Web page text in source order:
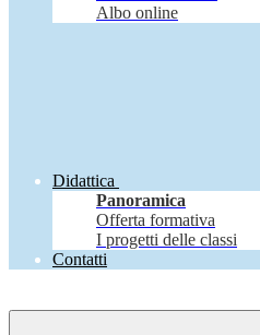
Albo online
Didattica
Panoramica
Offerta formativa
I progetti delle classi
Contatti